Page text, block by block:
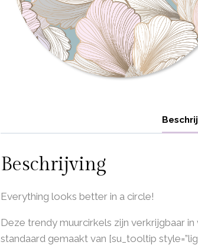
Beschrijving
Everything looks better in a circle!
Deze trendy muurcirkels zijn verkrijgbaar
standaard gemaakt van [su_tooltip